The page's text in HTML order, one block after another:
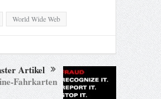
World Wide Web
Artikel
Fahrkarten